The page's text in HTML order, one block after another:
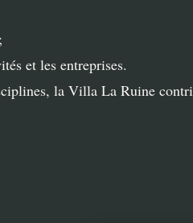
et les entreprises.
la Villa La Ruine